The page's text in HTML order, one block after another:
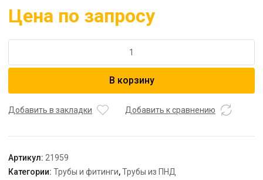
Цена по запросу
UNIPUMP
хол/
13.6-
50*3,7
В корзину
Добавить в закладки Добавить к сравнению
Артикул: 21959
Категории: Трубы и фитинги,Трубы из ПНД